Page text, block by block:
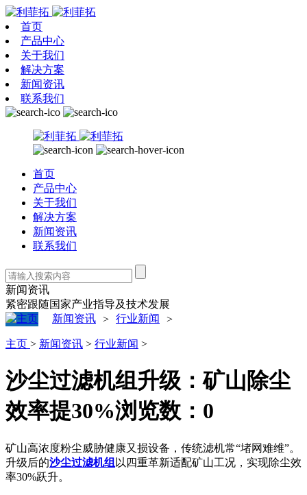
首页
产品中心
关于我们
解决方案
新闻资讯
联系我们
首页
产品中心
关于我们
解决方案
新闻资讯
联系我们
新闻资讯
紧密跟随国家产业指导及技术发展
新闻资讯 > 行业新闻 >
主页 > 新闻资讯 > 行业新闻 >
沙尘过滤机组升级：矿山除尘
效率提30%浏览数： 0
矿山高浓度粉尘威胁健康又损设备，传统滤机常“堵网难维”。
升级后的沙尘过滤机组 以四重革新适配矿山工况，实现除尘效
率30%跃升。